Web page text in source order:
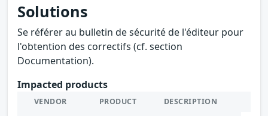
Solutions
Se référer au bulletin de sécurité de l'éditeur pour
l'obtention des correctifs (cf. section
Documentation).
Impacted products
VENDOR PRODUCT DESCRIPTION